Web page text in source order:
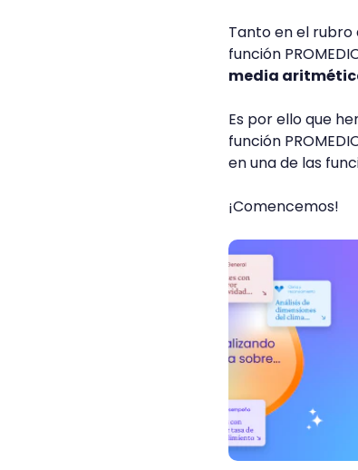
Tanto en el rubro
función
media
Es por ello que
función
en una de las
¡Comencemos!